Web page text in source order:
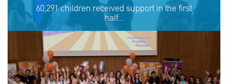
REACT
60,291 children received support in the first
half...